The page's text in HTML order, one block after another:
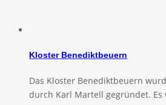
Kloster Benediktbeuern
Das Kloster Benediktbeuern
durch Karl Martell gegründet. Es